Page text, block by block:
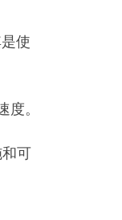
使
。
可